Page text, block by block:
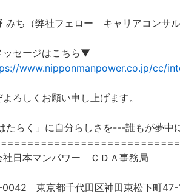
みち（弊社フェロー キャリアコンサ
セージはこちら▼
www.nipponmanpower.co.jp/cc/
よろしくお願い申し上げます。
たらく」に自分らしさを---誰もが夢中
社日本マンパワー ＣＤＡ事務局
0042 東京都千代田区神田東松下町47-